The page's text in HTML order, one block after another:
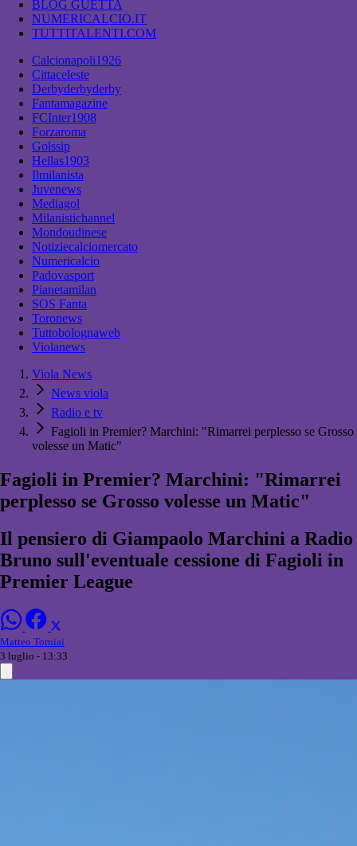
BLOG GUETTA
NUMERICALCIO.IT
TUTTITALENTI.COM
Calcionapoli1926
Cittaceleste
Derbyderbyderby
Fantamagazine
FCInter1908
Forzaroma
Golssip
Hellas1903
Ilmilanista
Juvenews
Mediagol
Milanistichannel
Mondoudinese
Notiziecalciomercato
Numericalcio
Padovasport
Pianetamilan
SOS Fanta
Toronews
Tuttobolognaweb
Violanews
Viola News
News viola
Radio e tv
Fagioli in Premier? Marchini: "Rimarrei perplesso se Grosso
volesse un Matic"
Fagioli in Premier? Marchini: "Rimarrei
perplesso se Grosso volesse un Matic"
Il pensiero di Giampaolo Marchini a Radio
Bruno sull'eventuale cessione di Fagioli in
Premier League
Matteo Torniai
3 luglio - 13:33